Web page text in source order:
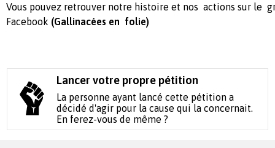
Vous pouvez retrouver notre histoire et nos actions sur le
Facebook (Gallinacées en folie)
Lancer votre propre pétition
La personne ayant lancé cette pétition a
décidé d'agir pour la cause qui la concernait.
En ferez-vous de même ?